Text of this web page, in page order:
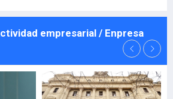
empresarial / Enpresa